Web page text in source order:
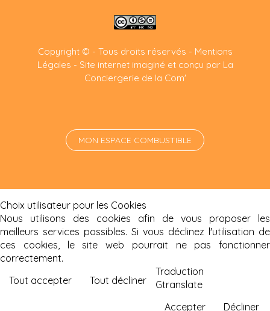
Copyright © - Tous droits réservés - Mentions
Légales - Site internet imaginé et conçu par La
Conciergerie de la Com'
MON ESPACE COMBUSTIBLE
Choix utilisateur pour les Cookies
Nous utilisons des cookies afin de vous proposer les
meilleurs services possibles. Si vous déclinez l'utilisation de
ces cookies, le site web pourrait ne pas fonctionner
correctement.
Tout accepter
Tout décliner
Traduction
Gtranslate
Accepter
Décliner